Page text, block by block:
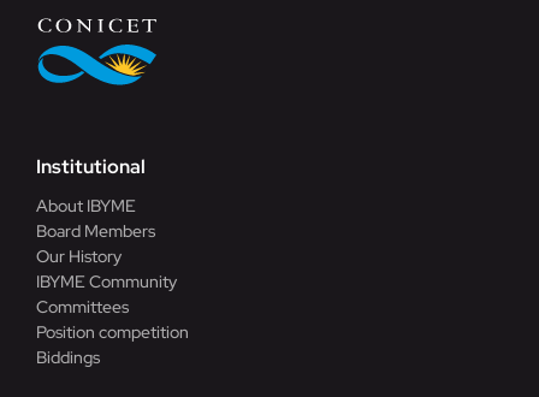
Institutional
About IBYME
Board Members
Our History
IBYME Community
Committees
Position competition
Biddings